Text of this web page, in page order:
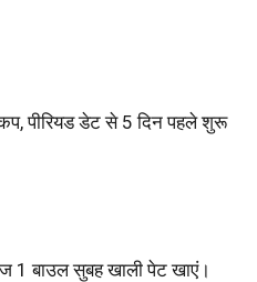
पीरियड डेट से 5 दिन पहले शुरू
1 बाउल सुबह खाली पेट खाएं।